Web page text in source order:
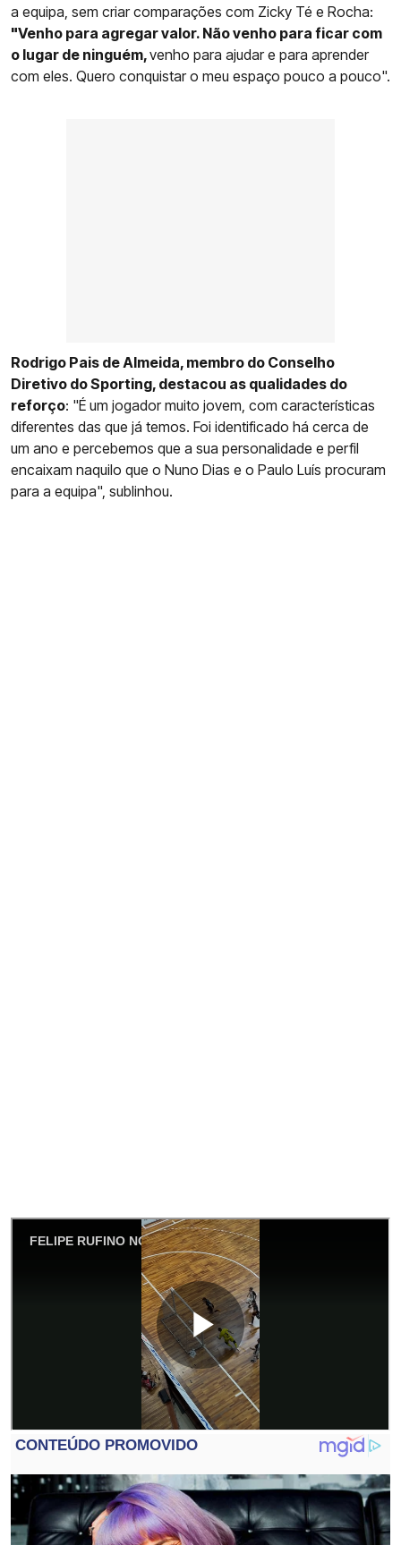
a equipa, sem criar comparações com Zicky Té e Rocha:
"Venho para agregar valor. Não venho para ficar com
o lugar de ninguém,venho para ajudar e para aprender
com eles. Quero conquistar o meu espaço pouco a pouco".
Rodrigo Pais de Almeida, membro do Conselho
Diretivo do Sporting, destacou as qualidades do
reforço: "É um jogador muito jovem, com características
diferentes das que já temos. Foi identificado há cerca de
um ano e percebemos que a sua personalidade e perfil
encaixam naquilo que o Nuno Dias e o Paulo Luís procuram
para a equipa", sublinhou.